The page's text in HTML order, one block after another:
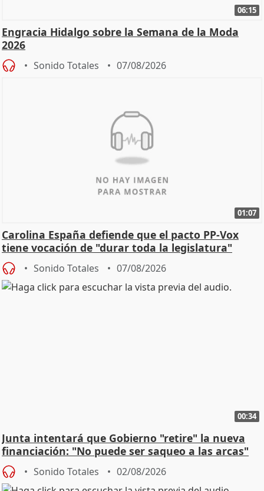
06:15
Engracia Hidalgo sobre la Semana de la Moda
2026
Sonido Totales 07/08/2026
01:07
Carolina España defiende que el pacto PP-Vox
tiene vocación de "durar toda la legislatura"
Sonido Totales 07/08/2026
00:34
Junta intentará que Gobierno "retire" la nueva
financiación: "No puede ser saqueo a las arcas"
Sonido Totales 02/08/2026